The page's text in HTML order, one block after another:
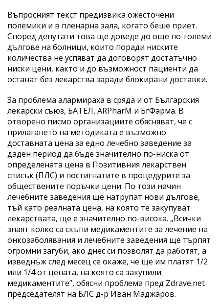
Въпросният текст предизвика ожесточени
полемики и в пленарна зала, когато беше приет.
Според депутати това ще доведе до още по-големи
дългове на болници, които поради ниските
количества не успяват да договорят достатъчно
ниски цени, както и до възможност пациенти да
останат без лекарства заради блокирани доставки.
За проблема алармираха в сряда и от Българския
лекарски съюз, БАТЕЛ, ARPharM и БгФарма. В
отворено писмо организациите обясняват, че с
прилагането на методиката е възможно
доставната цена за едно лечебно заведение за
даден период да бъде значително по-ниска от
определената цена в Позитивния лекарствен
списък (ПЛС) и постигнатите в процедурите за
обществените поръчки цени. По този начин
лечебните заведения ще натрупат нови дългове,
тъй като реалната цена, на която те закупуват
лекарствата, ще е значително по-висока. „Всички
знаят колко са скъпи медикаментите за лечение на
онкозаболявания и лечебните заведения ще търпят
огромни загуби, ако днес си позволят да работят, а
изведнъж след месец се окаже, че ще им платят 1/2
или 1/4 от цената, на която са закупили
медикаментите”, обясни проблема пред Zdrave.net
председателят на БЛС д-р Иван Маджаров.